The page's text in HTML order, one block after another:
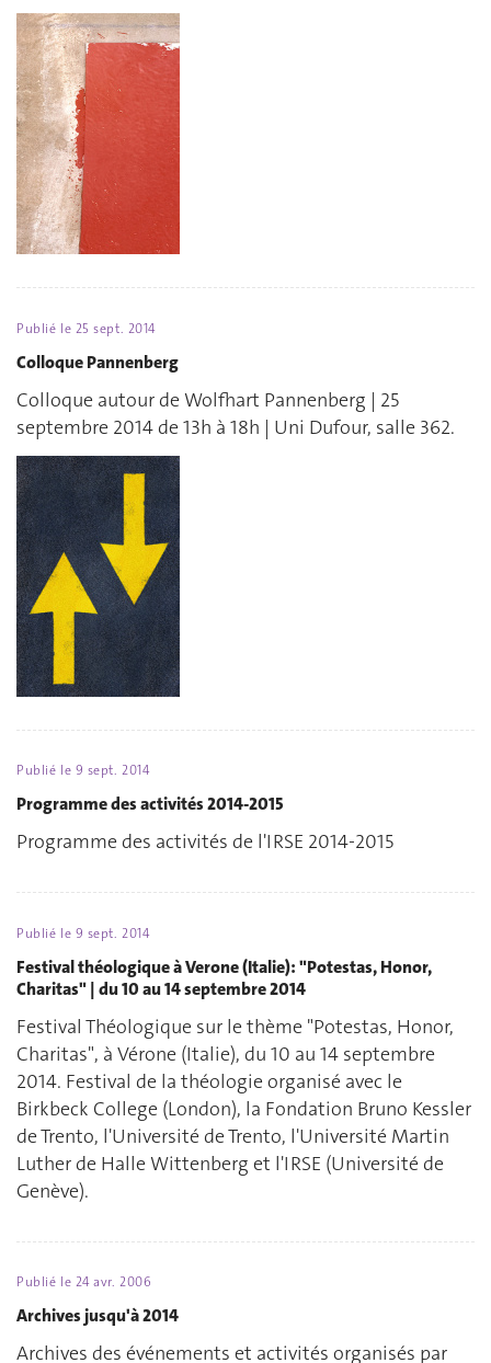
Publié le 25 sept. 2014
Colloque Pannenberg
Colloque autour de Wolfhart Pannenberg | 25
septembre 2014 de 13h à 18h | Uni Dufour, salle 362.
Publié le 9 sept. 2014
Programme des activités 2014-2015
Programme des activités de l'IRSE 2014-2015
Publié le 9 sept. 2014
Festival théologique à Verone (Italie): "Potestas, Honor,
Charitas" | du 10 au 14 septembre 2014
Festival Théologique sur le thème "Potestas, Honor,
Charitas", à Vérone (Italie), du 10 au 14 septembre
2014. Festival de la théologie organisé avec le
Birkbeck College (London), la Fondation Bruno Kessler
de Trento, l'Université de Trento, l'Université Martin
Luther de Halle Wittenberg et l'IRSE (Université de
Genève).
Publié le 24 avr. 2006
Archives jusqu'à 2014
Archives des événements et activités organisés par